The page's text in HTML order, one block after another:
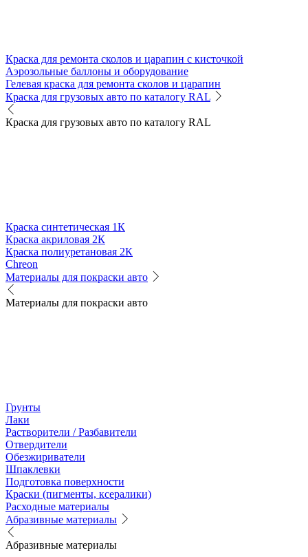
Краска для ремонта сколов и царапин с кисточкой
Аэрозольные баллоны и оборудование
Гелевая краска для ремонта сколов и царапин
Краска для грузовых авто по каталогу RAL
Краска для грузовых авто по каталогу RAL
Краска синтетическая 1К
Краска акриловая 2К
Краска полиуретановая 2К
Chreon
Материалы для покраски авто
Материалы для покраски авто
Грунты
Лаки
Растворители / Разбавители
Отвердители
Обезжириватели
Шпаклевки
Подготовка поверхности
Краски (пигменты, ксералики)
Расходные материалы
Абразивные материалы
Абразивные материалы